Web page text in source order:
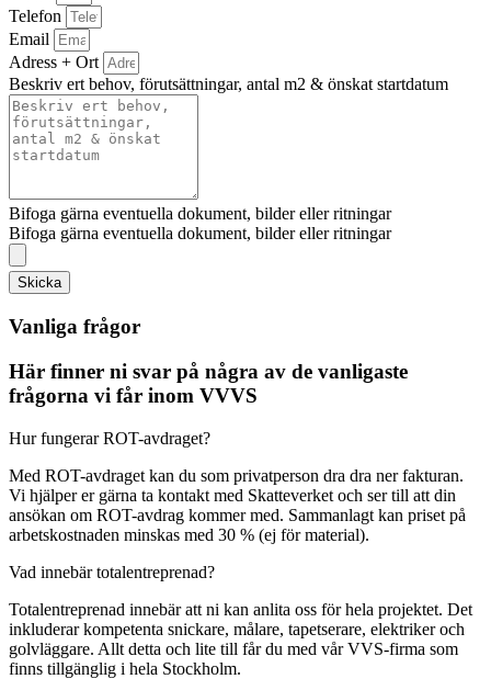
Telefon
Email
Adress + Ort
Beskriv ert behov, förutsättningar, antal m2 & önskat startdatum
Bifoga gärna eventuella dokument, bilder eller ritningar
Bifoga gärna eventuella dokument, bilder eller ritningar
Skicka
Vanliga frågor
Här finner ni svar på några av de vanligaste
frågorna vi får inom VVVS
Hur fungerar ROT-avdraget?
Med ROT-avdraget kan du som privatperson dra dra ner fakturan.
Vi hjälper er gärna ta kontakt med Skatteverket och ser till att din
ansökan om ROT-avdrag kommer med. Sammanlagt kan priset på
arbetskostnaden minskas med 30 % (ej för material).
Vad innebär totalentreprenad?
Totalentreprenad innebär att ni kan anlita oss för hela projektet. Det
inkluderar kompetenta snickare, målare, tapetserare, elektriker och
golvläggare. Allt detta och lite till får du med vår VVS-firma som
finns tillgänglig i hela Stockholm.